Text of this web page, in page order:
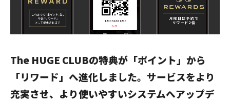
The HUGE CLUBの特典が「ポイント」から
「リワード」へ進化しました。サービスをより
充実させ、より使いやすいシステムへアップデ